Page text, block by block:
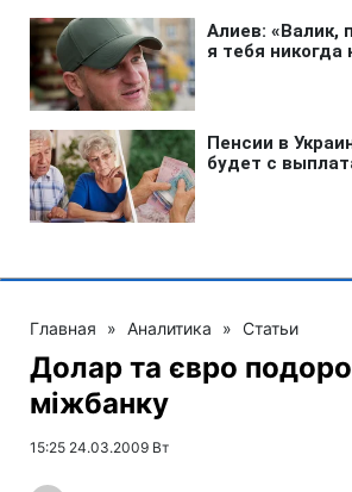
Главная » Аналитика » Статьи
Долар та євро
міжбанку
15:25 24.03.2009 Вт